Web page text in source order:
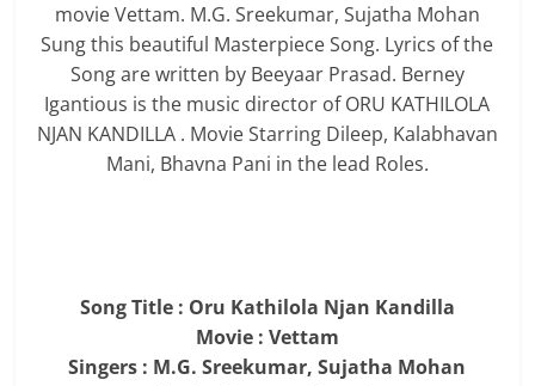
movie Vettam. M.G. Sreekumar, Sujatha Mohan
Sung this beautiful Masterpiece Song. Lyrics of the
Song are written by Beeyaar Prasad. Berney
Igantious is the music director of ORU KATHILOLA
NJAN KANDILLA . Movie Starring Dileep, Kalabhavan
Mani, Bhavna Pani in the lead Roles.
Song Title : Oru Kathilola Njan Kandilla
Movie : Vettam
Singers : M.G. Sreekumar, Sujatha Mohan